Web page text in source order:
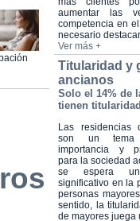
aumentar las
competencia en
necesario
Ver más +
Titularidad y
ancianos
Solo el 14% de
tienen
Las residencias
son un
importancia y
para la sociedad
se espera un
significativo en la
personas
sentido, la
de mayores juega